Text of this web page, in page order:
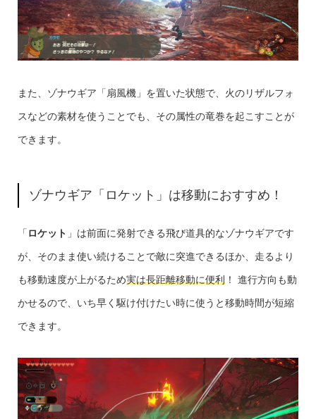
また、ゾナウギア「扇風機」を置いた状態で、火のリザルフォ
スなどの素材を使うことでも、その属性の竜巻を起こすことが
できます。
ゾナウギア「ロケット」は移動におすすめ！
「 ロケット 」は前面に発射できる飛び道具的なゾナウギアです
が、そのまま使い続けることで敵に突進できるほか、走るより
も移動速度が上がるため実は長距離移動に便利！ 進行方向も動
かせるので、いち早く駆け付けたい時に使うと移動時間が短縮
できます。